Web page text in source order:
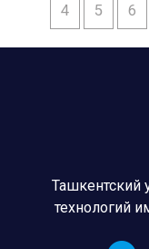
4 5 6
Ташкентский
технологий